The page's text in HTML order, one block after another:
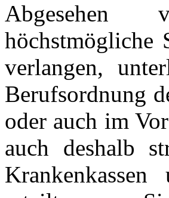
Abgesehen
höchstmögliche
verlangen,
Berufsordnung
oder auch im
auch deshalb